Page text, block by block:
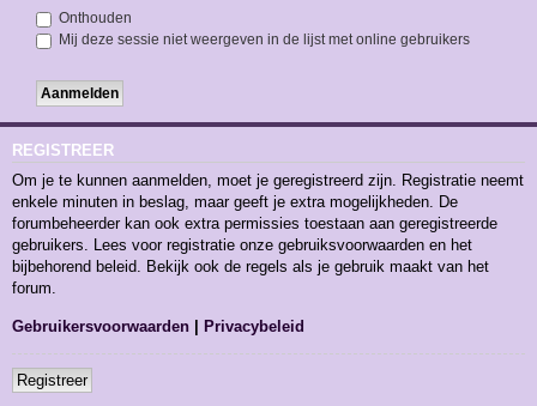
Onthouden
Mij deze sessie niet weergeven in de lijst met online gebruikers
REGISTREER
Om je te kunnen aanmelden, moet je geregistreerd zijn. Registratie neemt
enkele minuten in beslag, maar geeft je extra mogelijkheden. De
forumbeheerder kan ook extra permissies toestaan aan geregistreerde
gebruikers. Lees voor registratie onze gebruiksvoorwaarden en het
bijbehorend beleid. Bekijk ook de regels als je gebruik maakt van het
forum.
Gebruikersvoorwaarden | Privacybeleid
Registreer